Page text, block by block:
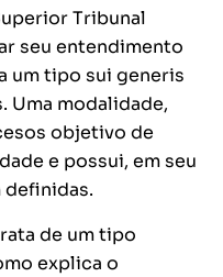
Tribunal
seu entendimento
um tipo sui generis
Uma modalidade,
objetivo de
e possui, em seu
definidas.
de um tipo
explica o